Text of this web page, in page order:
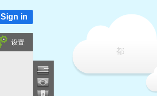
都
Sign in
设置